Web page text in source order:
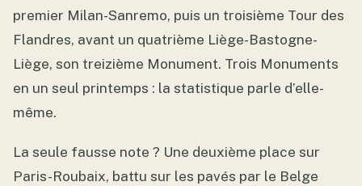
premier Milan-Sanremo, puis un troisième Tour des
Flandres, avant un quatrième Liège-Bastogne-
Liège, son treizième Monument. Trois Monuments
en un seul printemps : la statistique parle d’elle-
même.
La seule fausse note ? Une deuxième place sur
Paris-Roubaix, battu sur les pavés par le Belge